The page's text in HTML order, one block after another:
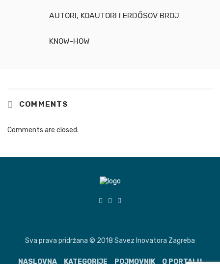
AUTORI, KOAUTORI I ERDŐSOV BROJ
KNOW-HOW
COMMENTS
Comments are closed.
Sva prava pridržana © 2018 Savez Inovatora Zagreba
NASLOVNA KATEGORIJE POJMOVNIK O PORTALU